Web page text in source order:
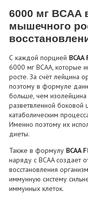
6000 мг BCAA
мышечного
С каждой порцией
6000 мг BCAA, которые
росте. За счёт лейцина
поэтому в формуле
больше, чем изолейцина
разветвленной боковой
катаболическим
Именно поэтому их
диеты.
Также в формулу BCAA
наряду с BCAA создает
восстановления
иммунную систему
иммунных клеток.